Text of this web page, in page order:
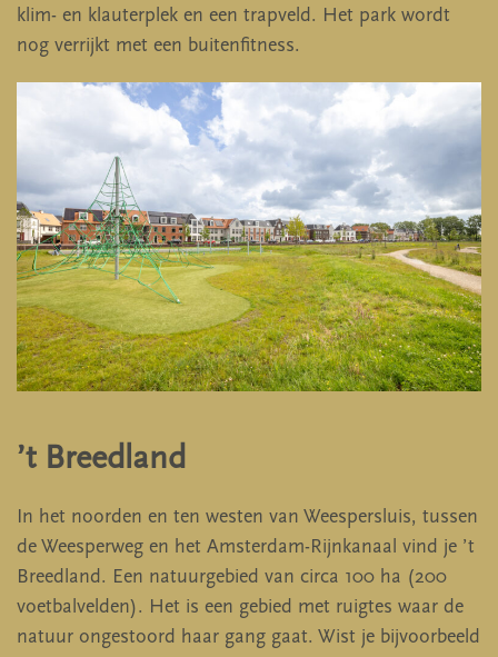
klim- en klauterplek en een trapveld. Het park wordt
nog verrijkt met een buitenfitness.
’t Breedland
In het noorden en ten westen van Weespersluis, tussen
de Weesperweg en het Amsterdam-Rijnkanaal vind je ’t
Breedland. Een natuurgebied van circa 100 ha (200
voetbalvelden). Het is een gebied met ruigtes waar de
natuur ongestoord haar gang gaat. Wist je bijvoorbeeld